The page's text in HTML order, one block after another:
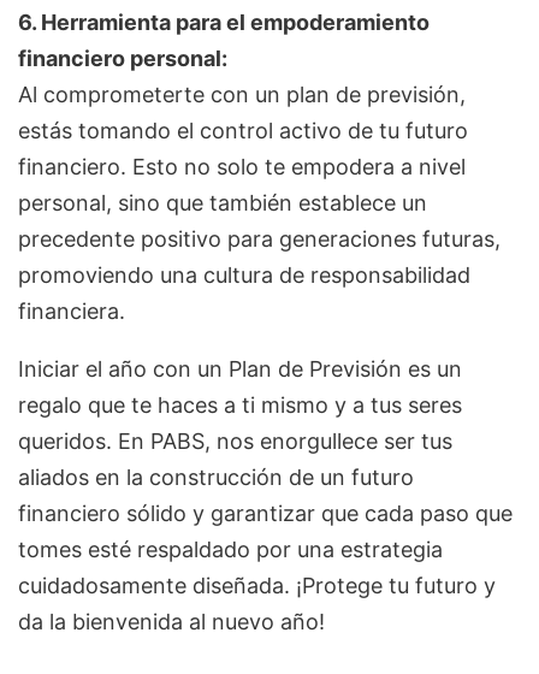
6. Herramienta para el empoderamiento
financiero personal:
Al comprometerte con un plan de previsión,
estás tomando el control activo de tu futuro
financiero. Esto no solo te empodera a nivel
personal, sino que también establece un
precedente positivo para generaciones futuras,
promoviendo una cultura de responsabilidad
financiera.
Iniciar el año con un Plan de Previsión es un
regalo que te haces a ti mismo y a tus seres
queridos. En PABS, nos enorgullece ser tus
aliados en la construcción de un futuro
financiero sólido y garantizar que cada paso que
tomes esté respaldado por una estrategia
cuidadosamente diseñada. ¡Protege tu futuro y
da la bienvenida al nuevo año!